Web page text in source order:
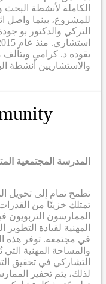
الكاملة لأنشطة البحث
للمشروع، بينما واصل
التركي والدكتور بو
استشاري. منذ عام 2015
يقوده د. كرامي
والاستشاريين أنشطة
المدرسة المجتمعية
تطمح تمام إلى تحويل
تمتلك خزينًا من
الممارسون التربويون
المهنية لقيادة
في مجتمعه. توفر هذه
والمساحة المهنية
التشاركي في تحقيق
لذلك، يتم تحفيز